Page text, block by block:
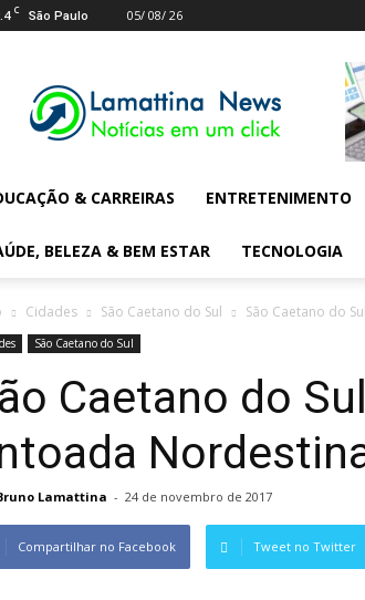
C São Paulo 05/ 08/ 26
Digital
News
& CARREIRAS ENTRETENIMENTO
BELEZA & BEM ESTAR TECNOLOGIA
Cidades São Caetano do Sul São Caetano do
São Caetano do Sul
Caetano do
Lamattina - 24 de novembro de 2017
Compartilhar no Facebook Tweet no Twitter